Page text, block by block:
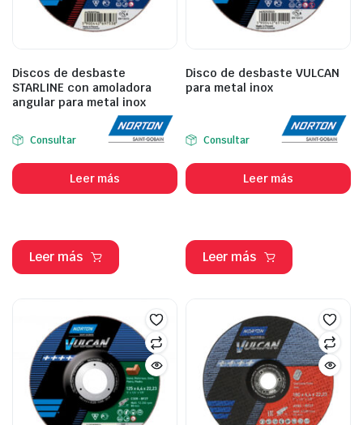
Discos de desbaste
STARLINE con amoladora
angular para metal inox
Consultar
Leer más
Leer más
Disco de desbaste VULCAN
para metal inox
Consultar
Leer más
Leer más